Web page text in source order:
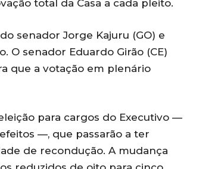
total da Casa a cada pleito.
senador Jorge Kajuru (GO) e
O senador Eduardo Girão (CE)
que a votação em plenário
para cargos do Executivo —
—, que passarão a ter
de recondução. A mudança